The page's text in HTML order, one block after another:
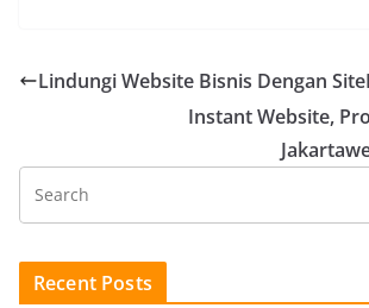
Lindungi Website Bisnis Dengan
Instant Website,
Recent Posts